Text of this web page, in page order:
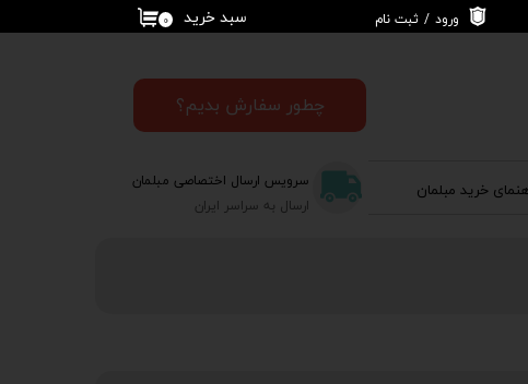
سرویس ارسال اختصاصی مبلمان
ارسال به سراسر ایران
۰ سبد خرید ورود / ثبت نام
خروج از حسابخرید مبلمان
چطور سفارش بدیم؟